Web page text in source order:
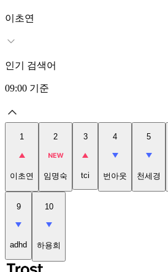
이초연
인기 검색어
09:00 기준
1
이초연
2
임명숙
3
tci
4
번아웃
5
천세경
9
adhd
10
하용희